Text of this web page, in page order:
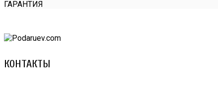
ГАРАНТИЯ
КОНТАКТЫ